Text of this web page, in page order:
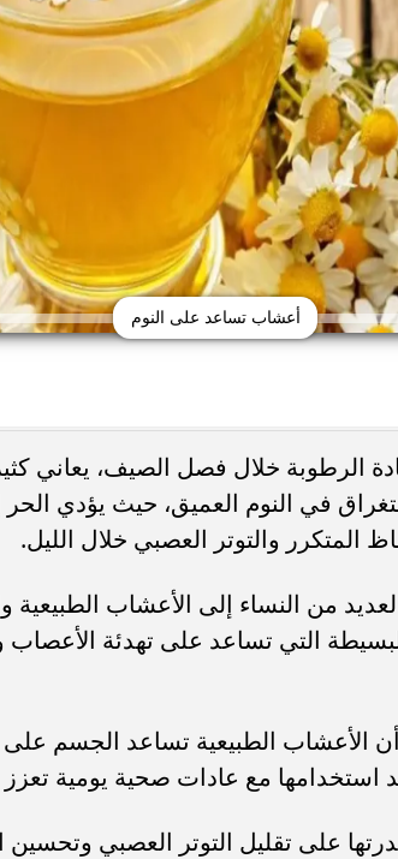
أعشاب تساعد على النوم
الرطوبة خلال فصل الصيف، يعاني
في النوم العميق، حيث يؤدي الحر
المتكرر والتوتر العصبي خلال الليل.
من النساء إلى الأعشاب الطبيعية
التي تساعد على تهدئة
الطبيعية تساعد الجسم على
استخدامها مع عادات صحية يومية
على تقليل التوتر العصبي وتحسين
وزارة الصحة تحذر من الإفراط في
عادة شائعة قد تضر الكلى...
طريقة